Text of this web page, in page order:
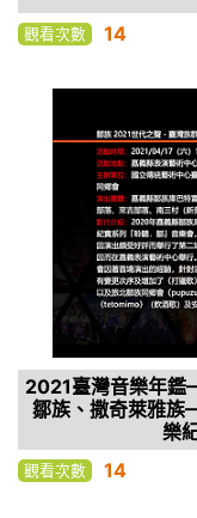
觀看次數 14
2021臺灣音樂年鑑
鄒族、撒奇萊雅
樂
觀看次數 14